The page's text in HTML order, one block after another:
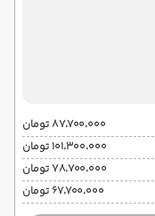
۸۷٬۷۰۰٬۰۰۰ تومان
۱۰۱٬۳۰۰٬۰۰۰ تومان
۷۸٬۷۰۰٬۰۰۰ تومان
۶۷٬۷۰۰٬۰۰۰ تومان